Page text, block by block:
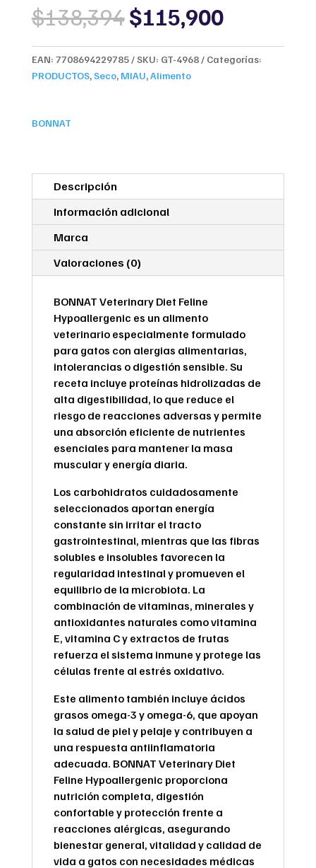
$138,394Original
price
was:
$138,394.
$115,900Current
price
is:
EAN: 7708694229785 SKU: GT-4968
Categorías:
PRODUCTOS,Seco, MIAU,Alimento
BONNAT
Descripción
Información adicional
Marca
Valoraciones (0)
BONNAT Veterinary Diet Feline
Hypoallergenic es un alimento
veterinario especialmente formulado
para gatos con alergias alimentarias,
intolerancias o digestión sensible. Su
receta incluye proteínas hidrolizadas de
alta digestibilidad, lo que reduce el
riesgo de reacciones adversas y permite
una absorción eficiente de nutrientes
esenciales para mantener la masa
muscular y energía diaria.
Los carbohidratos cuidadosamente
seleccionados aportan energía
constante sin irritar el tracto
gastrointestinal, mientras que las fibras
solubles e insolubles favorecen la
regularidad intestinal y promueven el
equilibrio de la microbiota. La
combinación de vitaminas, minerales y
antioxidantes naturales como vitamina
E, vitamina C y extractos de frutas
refuerza el sistema inmune y protege las
células frente al estrés oxidativo.
Este alimento también incluye ácidos
grasos omega-3 y omega-6, que apoyan
la salud de piel y pelaje y contribuyen a
una respuesta antiinflamatoria
adecuada. BONNAT Veterinary Diet
Feline Hypoallergenic proporciona
nutrición completa, digestión
confortable y protección frente a
reacciones alérgicas, asegurando
bienestar general, vitalidad y calidad de
vida a gatos con necesidades médicas